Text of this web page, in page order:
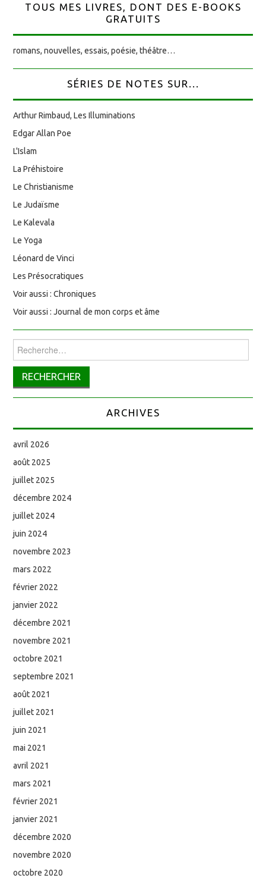
TOUS MES LIVRES, DONT DES E-BOOKS
GRATUITS
romans, nouvelles, essais, poésie, théâtre…
SÉRIES DE NOTES SUR...
Arthur Rimbaud, Les Illuminations
Edgar Allan Poe
L'Islam
La Préhistoire
Le Christianisme
Le Judaïsme
Le Kalevala
Le Yoga
Léonard de Vinci
Les Présocratiques
Voir aussi : Chroniques
Voir aussi : Journal de mon corps et âme
Rechercher :
ARCHIVES
avril 2026
août 2025
juillet 2025
décembre 2024
juillet 2024
juin 2024
novembre 2023
mars 2022
février 2022
janvier 2022
décembre 2021
novembre 2021
octobre 2021
septembre 2021
août 2021
juillet 2021
juin 2021
mai 2021
avril 2021
mars 2021
février 2021
janvier 2021
décembre 2020
novembre 2020
octobre 2020